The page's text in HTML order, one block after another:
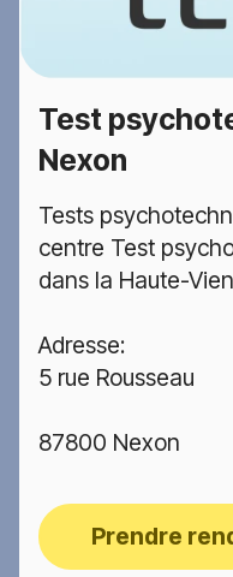
Test
Nexon
Tests
centre Test
dans la Haute-
Adresse:
5 rue Rousseau
87800 Nexon
Prendre